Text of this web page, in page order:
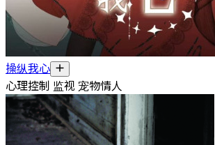
操纵我心
心理控制 监视 宠物情人